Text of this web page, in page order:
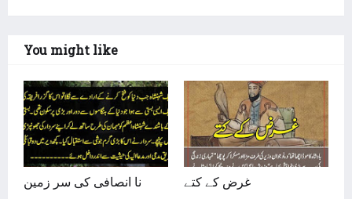
You might like
نا انصافی کی سر زمین غرض کے کتے